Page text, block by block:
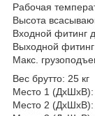
Рабочая
Высота
Входной фитинг
Выходной
Макс.
Вес брутто: 25 кг
Место 1
Место 2